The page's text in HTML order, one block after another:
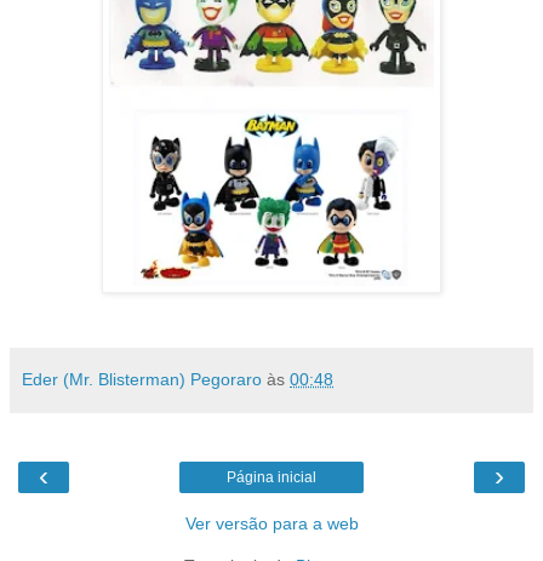
Eder (Mr. Blisterman) Pegoraro às 00:48
‹ ›
Página inicial
Ver versão para a web